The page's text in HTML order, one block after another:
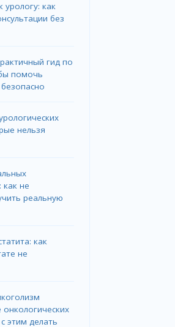
урологу: как
без
гид по
помочь
нельзя
как не
реальную
как
не
этим делать